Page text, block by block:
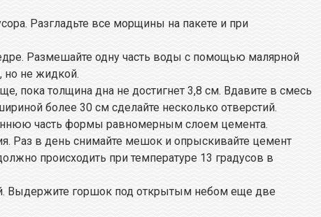
Разгладьте все морщины на пакете и при
Размешайте одну часть воды с помощью малярной
но не жидкой.
пока толщина дна не достигнет 3,8 см. Вдавите в смесь
более 30 см сделайте несколько отверстий.
часть формы равномерным слоем цемента.
Раз в день снимайте мешок и опрыскивайте цемент
происходить при температуре 13 градусов в
Выдержите горшок под открытым небом еще две